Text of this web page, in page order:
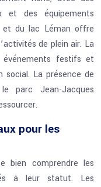
et des équipements
et du lac Léman offre
de plein air. La
événements festifs et
La présence de
parc Jean-Jacques
pour les
bien comprendre les
à leur statut. Les